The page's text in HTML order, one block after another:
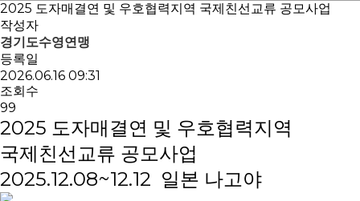
2025 도자매결연 및 우호협력지역 국제친선교류 공모사업
작성자
경기도수영연맹
등록일
2026.06.16 09:31
조회수
99
2025 도자매결연 및 우호협력지역
국제친선교류 공모사업
2025.12.08~12.12 일본 나고야